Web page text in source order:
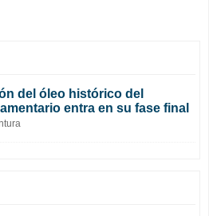
del óleo histórico del
entra en su fase final